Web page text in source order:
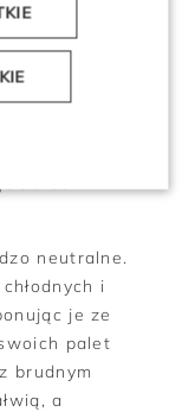
brązu z
oranż czy
i
straci na
neutralne.
i
je ze
palet
brudnym
a